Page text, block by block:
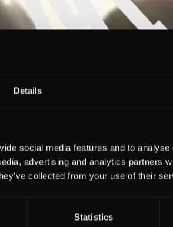
Details
social media features and to
advertising and analytics partners
collected from your use of their
Statistics